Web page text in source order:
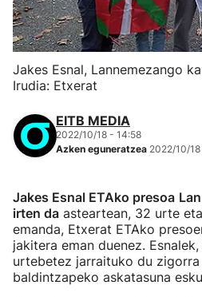
Jakes Esnal, Lannemezango
Irudia: Etxerat
EITB MEDIA
2022/10/18 - 14:58
Azken eguneratzea 2022/10/
Jakes Esnal ETAko presoa
irten da asteartean, 32 urte
emanda, Etxerat ETAko
jakitera eman duenez.
urtebetez jarraituko du
baldintzapeko askatasuna